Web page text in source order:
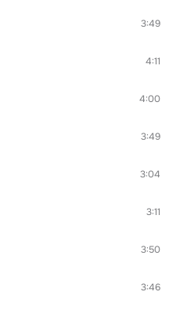
3:49
4:11
4:00
3:49
3:04
3:11
3:50
3:46